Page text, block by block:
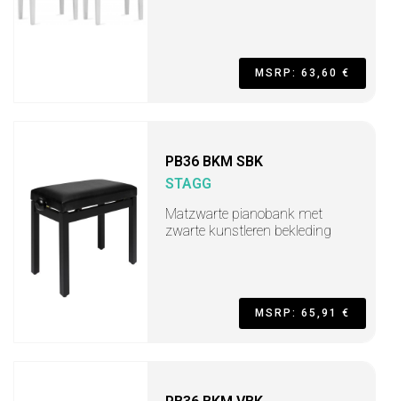
MSRP: 63,60 €
PB36 BKM SBK
STAGG
Matzwarte pianobank met
zwarte kunstleren bekleding
MSRP: 65,91 €